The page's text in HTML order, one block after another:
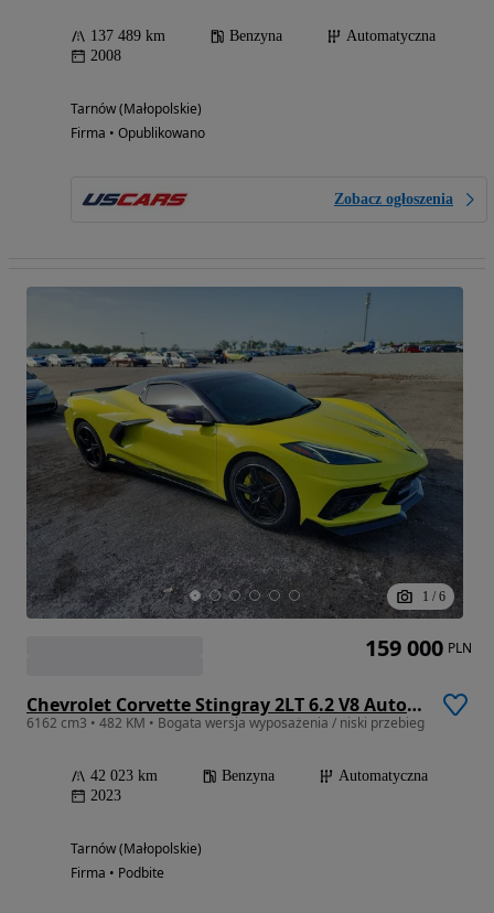
137 489 km Benzyna
Automatyczna
2008
Tarnów (Małopolskie)
Firma • Opublikowano
Zobacz ogłoszenia
1 / 6
Chevrolet Corvette Stingray 2LT 6.2 V8 Automatik
6162 cm3 • 482 KM • Bogata wersja wyposażenia / niski przebieg
42 023 km Benzyna
Automatyczna
2023
Tarnów (Małopolskie)
Firma • Podbite
159 000 PLN